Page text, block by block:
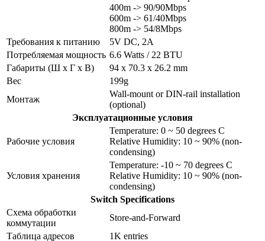
400m -> 90/90Mbps
600m -> 61/40Mbps
800m -> 54/8Mbps
Требования к питанию
5V DC, 2A
Потребляемая мощность 6.6 Watts / 22 BTU
Габариты (Ш x Г x В)
94 x 70.3 x 26.2 mm
Вес
199g
Монтаж
Wall-mount or DIN-rail installation
(optional)
Эксплуатационные условия
Рабочие условия
Temperature: 0 ~ 50 degrees C
Relative Humidity: 10 ~ 90% (non-
condensing)
Условия хранения
Temperature: -10 ~ 70 degrees C
Relative Humidity: 10 ~ 90% (non-
condensing)
Switch Specifications
Схема обработки
коммутации
Store-and-Forward
Таблица адресов
1K entries